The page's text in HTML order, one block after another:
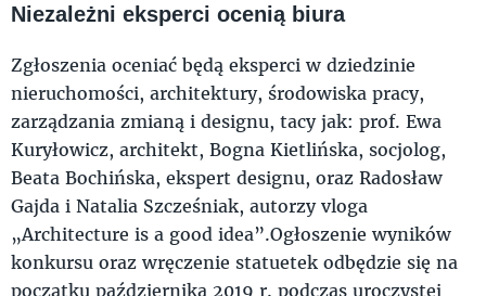
Niezależni eksperci ocenią biura
Zgłoszenia oceniać będą eksperci w dziedzinie
nieruchomości, architektury, środowiska pracy,
zarządzania zmianą i designu, tacy jak: prof. Ewa
Kuryłowicz, architekt, Bogna Kietlińska, socjolog,
Beata Bochińska, ekspert designu, oraz Radosław
Gajda i Natalia Szcześniak, autorzy vloga
„Architecture is a good idea”.Ogłoszenie wyników
konkursu oraz wręczenie statuetek odbędzie się na
początku października 2019 r. podczas uroczystej